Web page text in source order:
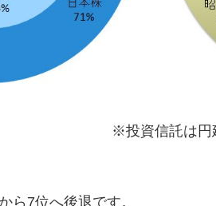
※投資信託は円
ら7位へ後退です。